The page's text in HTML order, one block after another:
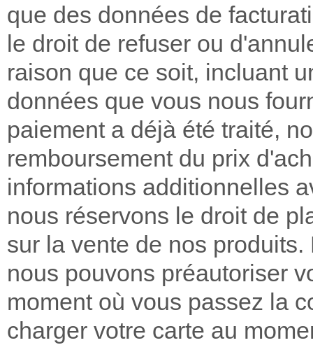
que des données de
le droit de refuser ou
raison que ce soit, incluant
données que vous nous
paiement a déjà été traité,
remboursement du prix
informations additionnelles
nous réservons le droit de
sur la vente de nos
nous pouvons préautoriser
moment où vous passez la
charger votre carte au